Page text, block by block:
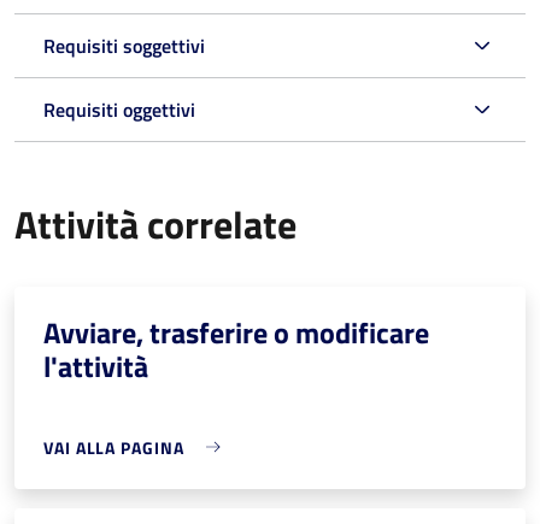
Requisiti soggettivi
Requisiti oggettivi
Attività correlate
Avviare, trasferire o modificare
l'attività
VAI ALLA PAGINA